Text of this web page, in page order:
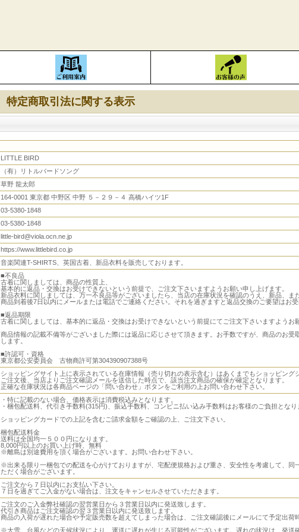
特定商取引法に関する表示
LITTLE BIRD
（有）リトルバードソング
草野 龍太郎
164-0001 東京都 中野区 中野 ５－２９－４ 高橋ハイツ1F
03-5380-1848
03-5380-1848
little-bird@viola.ocn.ne.jp
https://www.littlebird.co.jp
音楽関連T-SHIRTS、英国古着、新品衣料を販売しております。
■不良品
古着に関しましては、商品の性質上、
基本的に返品・交換はお受けできないという前提で、ご注文下さいますようお願い申し上げます。
新品衣料に関しましては、万一不良品等がございましたら、当店の在庫状況を確認のうえ、新品、ま
商品到着後7日以内にメールまたは電話でご連絡ください。それを過ぎますと返品交換のご要望はお
■返品期限
古着に関しましては、基本的に返品・交換はお受けできないという前提にてご注文下さいますようお
商品情報の記載不備等がございました際には返品に応じさせて頂きます。お手数ですが、商品のお
します。
■許認可・資格
東京都公安委員会 古物商許可第304390907388号
ショッピングサイト上に表示されている在庫情報（売り切れの表示含む）はあくまでもショッピング
ご注文後、当店よりご注文確認メールを送信した時点で、該当注文商品の確保が確定となります。
正確な在庫状況は各商品ページの「問い合わせ」ボタンをご利用の上お問い合わせ下さい。
・特に記載のない場合、価格表示は消費税込みとなります。
・梱包配送料、代引き手数料(315円)、振込手数料、コンビニ払い込み手数料はお客様のご負担となり
ショッピングカードでの上記を含むご請求金額をご確認の上、ご注文下さい。
梱包配送料金
送料は全国均一５００円になります。
8,000円以上のお買い上げ時、無料
※離島は別途費用を頂く場合がございます。お問い合わせ下さい。
※出来る限り一梱包での配送を心がけておりますが、宅配便規格および重さ、安全性を考慮して、同
ただく場合がございます。
ご注文から７日以内にお支払い下さい。
７日を過ぎてご入金がない場合は、注文をキャンセルさせていただきます。
ご注文のご入金弊社確認の翌営業日から３営業日以内に発送致します。
代引き商品はご注文確認の翌３営業日以内に発送致します。
商品の入荷が遅れた場合や予定販売数を超えてしまった場合は、ご注文確認後にメールにて予定出荷
※大雪、台風などの天候状況により、運送に遅れが生じる可能性がございます。遅れの状況は、発送